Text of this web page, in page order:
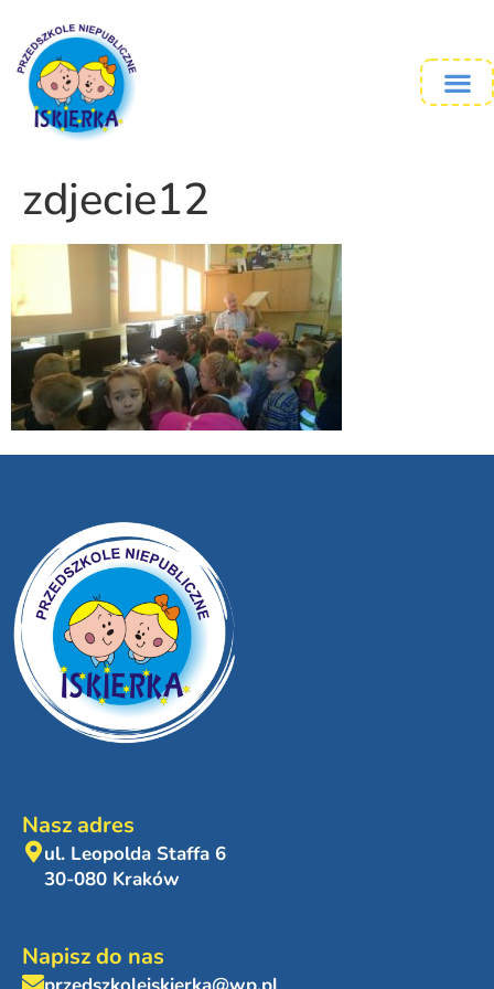
zdjecie12
Nasz adres
ul. Leopolda Staffa 6
30-080 Kraków
Napisz do nas